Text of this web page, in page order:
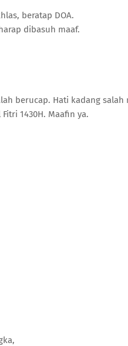
beratap DOA.
dibasuh maaf.
berucap. Hati kadang
1430H. Maafin ya.